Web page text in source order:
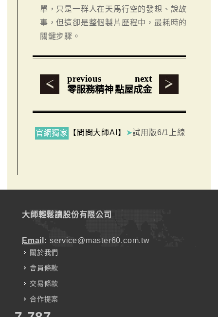
單，只是一群人在天馬行空的發想、說故
事，但這卻是整個製片歷程中，最耗時的
關鍵步驟。
previous
零服務精神
next
點屋成金
官網獨家 【問問大師AI】 ➤試用版6/1上線
大師輕鬆讀股份有限公司
Email: service@master60.com.tw
關於我們
會員條款
交易條款
合作提案